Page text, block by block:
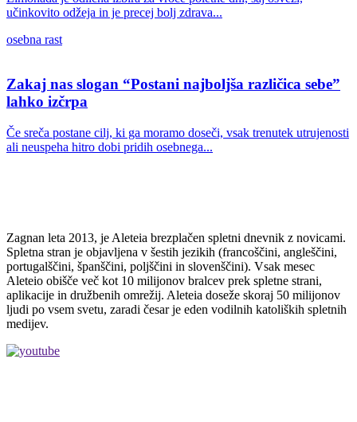
učinkovito odžeja in je precej bolj zdrava...
osebna rast
Zakaj nas slogan “Postani najboljša različica sebe”
lahko izčrpa
Če sreča postane cilj, ki ga moramo doseči, vsak trenutek utrujenosti
ali neuspeha hitro dobi pridih osebnega...
Zagnan leta 2013, je Aleteia brezplačen spletni dnevnik z novicami.
Spletna stran je objavljena v šestih jezikih (francoščini, angleščini,
portugalščini, španščini, poljščini in slovenščini). Vsak mesec
Aleteio obišče več kot 10 milijonov bralcev prek spletne strani,
aplikacije in družbenih omrežij. Aleteia doseže skoraj 50 milijonov
ljudi po vsem svetu, zaradi česar je eden vodilnih katoliških spletnih
medijev.